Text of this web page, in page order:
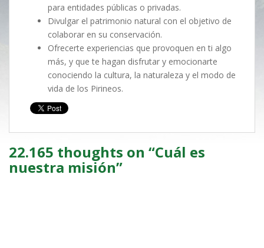
para entidades públicas o privadas.
Divulgar el patrimonio natural con el objetivo de
colaborar en su conservación.
Ofrecerte experiencias que provoquen en ti algo
más, y que te hagan disfrutar y emocionarte
conociendo la cultura, la naturaleza y el modo de
vida de los Pirineos.
22.165 thoughts on “Cuál es
nuestra misión”